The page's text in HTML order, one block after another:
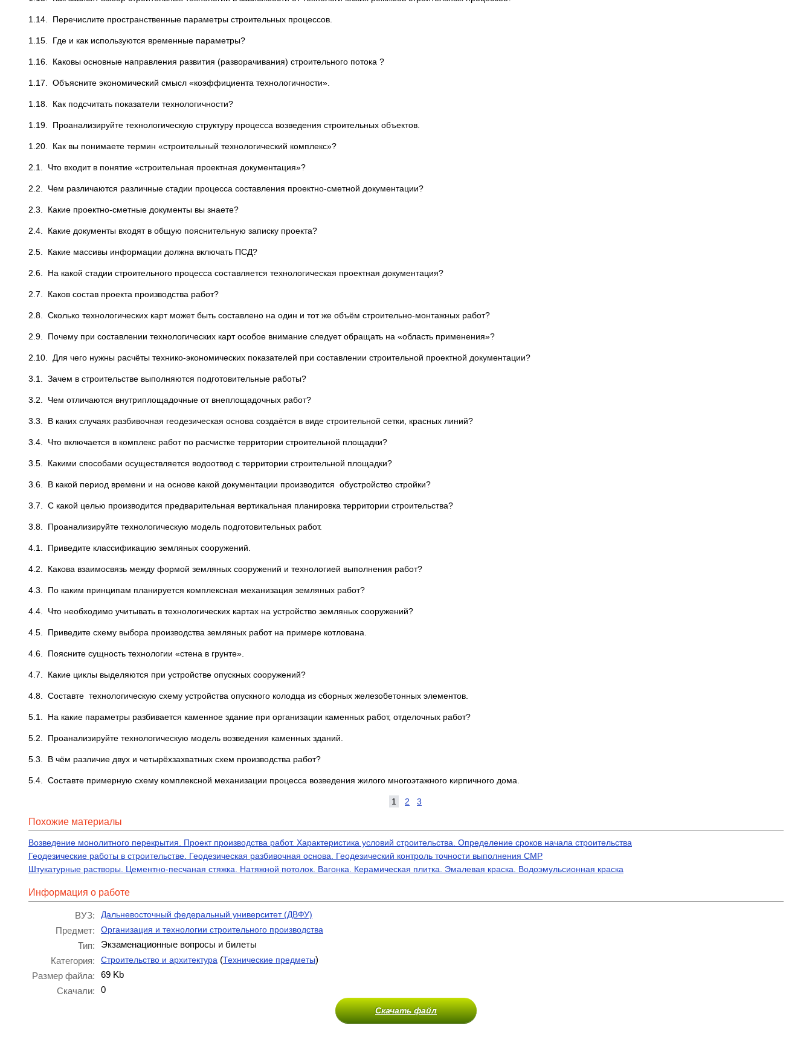
1.14. Перечислите пространственные параметры строительных процессов.
1.15. Где и как используются временные параметры?
1.16. Каковы основные направления развития (разворачивания) строительного потока ?
1.17. Объясните экономический смысл «коэффициента технологичности».
1.18. Как подсчитать показатели технологичности?
1.19. Проанализируйте технологическую структуру процесса возведения строительных объектов.
1.20. Как вы понимаете термин «строительный технологический комплекс»?
2.1. Что входит в понятие «строительная проектная документация»?
2.2. Чем различаются различные стадии процесса составления проектно-сметной документации?
2.3. Какие проектно-сметные документы вы знаете?
2.4. Какие документы входят в общую пояснительную записку проекта?
2.5. Какие массивы информации должна включать ПСД?
2.6. На какой стадии строительного процесса составляется технологическая проектная документация?
2.7. Каков состав проекта производства работ?
2.8. Сколько технологических карт может быть составлено на один и тот же объём строительно-монтажных работ?
2.9. Почему при составлении технологических карт особое внимание следует обращать на «область применения»?
2.10. Для чего нужны расчёты технико-экономических показателей при составлении строительной проектной документации?
3.1. Зачем в строительстве выполняются подготовительные работы?
3.2. Чем отличаются внутриплощадочные от внеплощадочных работ?
3.3. В каких случаях разбивочная геодезическая основа создаётся в виде строительной сетки, красных линий?
3.4. Что включается в комплекс работ по расчистке территории строительной площадки?
3.5. Какими способами осуществляется водоотвод с территории строительной площадки?
3.6. В какой период времени и на основе какой документации производится обустройство стройки?
3.7. С какой целью производится предварительная вертикальная планировка территории строительства?
3.8. Проанализируйте технологическую модель подготовительных работ.
4.1. Приведите классификацию земляных сооружений.
4.2. Какова взаимосвязь между формой земляных сооружений и технологией выполнения работ?
4.3. По каким принципам планируется комплексная механизация земляных работ?
4.4. Что необходимо учитывать в технологических картах на устройство земляных сооружений?
4.5. Приведите схему выбора производства земляных работ на примере котлована.
4.6. Поясните сущность технологии «стена в грунте».
4.7. Какие циклы выделяются при устройстве опускных сооружений?
4.8. Составте технологическую схему устройства опускного колодца из сборных железобетонных элементов.
5.1. На какие параметры разбивается каменное здание при организации каменных работ, отделочных работ?
5.2. Проанализируйте технологическую модель возведения каменных зданий.
5.3. В чём различие двух и четырёхзахватных схем производства работ?
5.4. Составте примерную схему комплексной механизации процесса возведения жилого многоэтажного кирпичного дома.
1 2 3
Похожие материалы
Возведение монолитного перекрытия. Проект производства работ. Характеристика условий строительства. Определение сроков начала строительства
Геодезические работы в строительстве. Геодезическая разбивочная основа. Геодезический контроль точности выполнения СМР
Штукатурные растворы. Цементно-песчаная стяжка. Натяжной потолок. Вагонка. Керамическая плитка. Эмалевая краска. Водоэмульсионная краска
Информация о работе
ВУЗ: Дальневосточный федеральный университет (ДВФУ)
Предмет: Организация и технологии строительного производства
Тип:
Экзаменационные вопросы и билеты
Категория:
Строительство и архитектура (Технические предметы)
Размер файла:
69 Kb
Скачали:
0
Скачать файл